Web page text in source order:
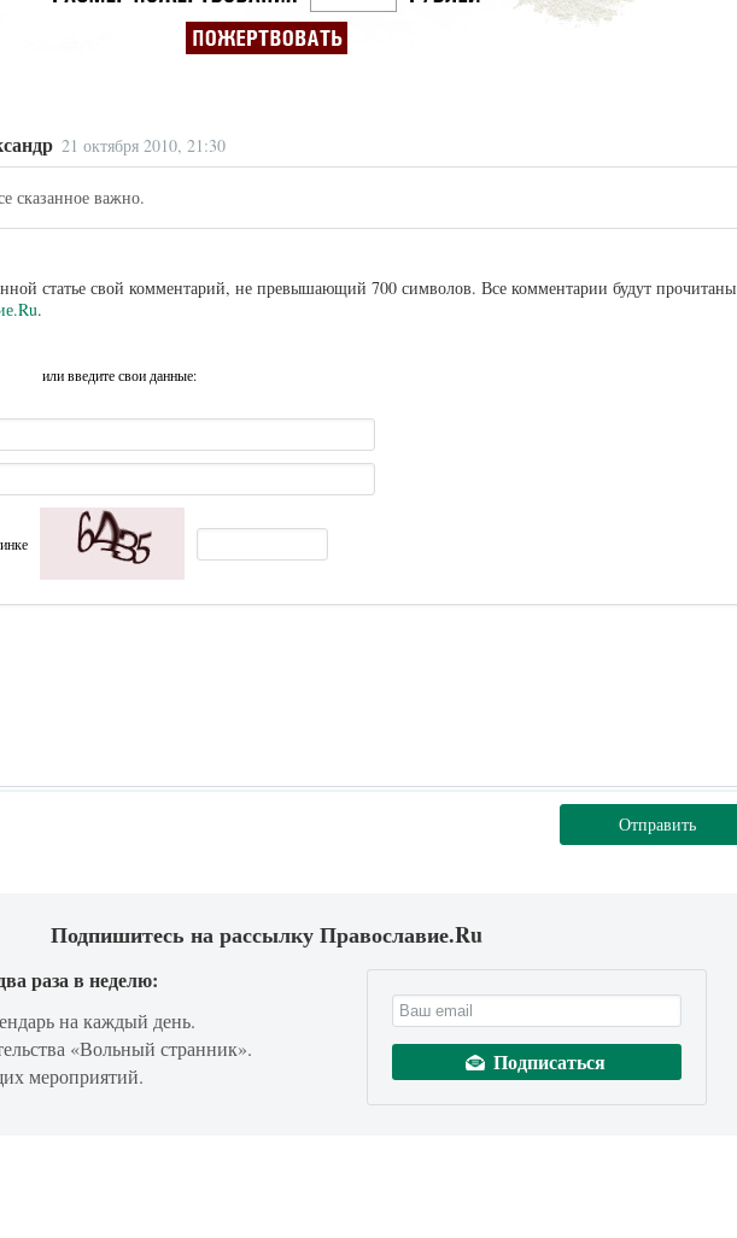
21 октября 2010, 21:30
сказанное важно.
статье свой комментарий, не превышающий 700 символов. Все комментарии будут прочитаны
.
или введите свои данные:
Отправить
Подпишитесь на рассылку Православие.Ru
раза в неделю:
на каждый день.
«Вольный странник».
мероприятий.